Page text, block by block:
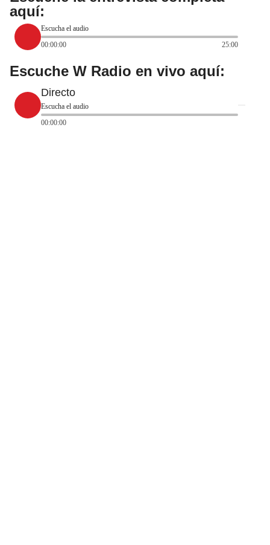
aquí:
Escucha el audio
00:00:00
25:00
Escuche W Radio en vivo aquí:
Directo
Escucha el audio
00:00:00